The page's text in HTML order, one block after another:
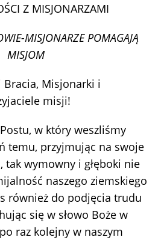
Z MISJONARZAMI
POMAGAJĄ
MISJOM
Bracia, Misjonarki i
misji!
w który weszliśmy
temu, przyjmując na swoje
tak wymowny i głęboki nie
naszego ziemskiego
również do podjęcia trudu
się w słowo Boże w
raz kolejny w naszym